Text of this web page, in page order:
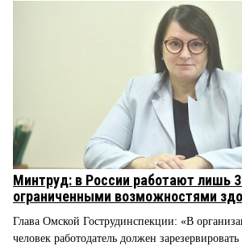
Минтруд: в России работают лишь
ограниченными возможностями
Глава Омской Гострудинспекции: «В
человек работодатель должен